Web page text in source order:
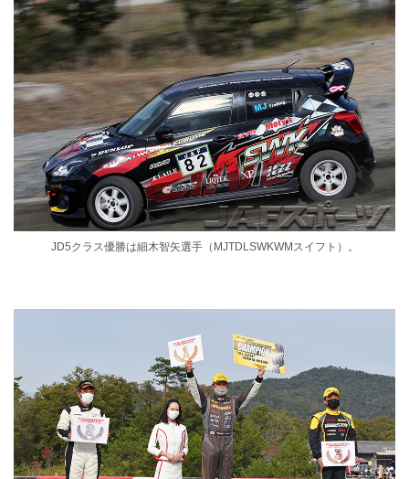
JD5クラス優勝は細木智矢選手（MJTDLSWKWMスイフト）。